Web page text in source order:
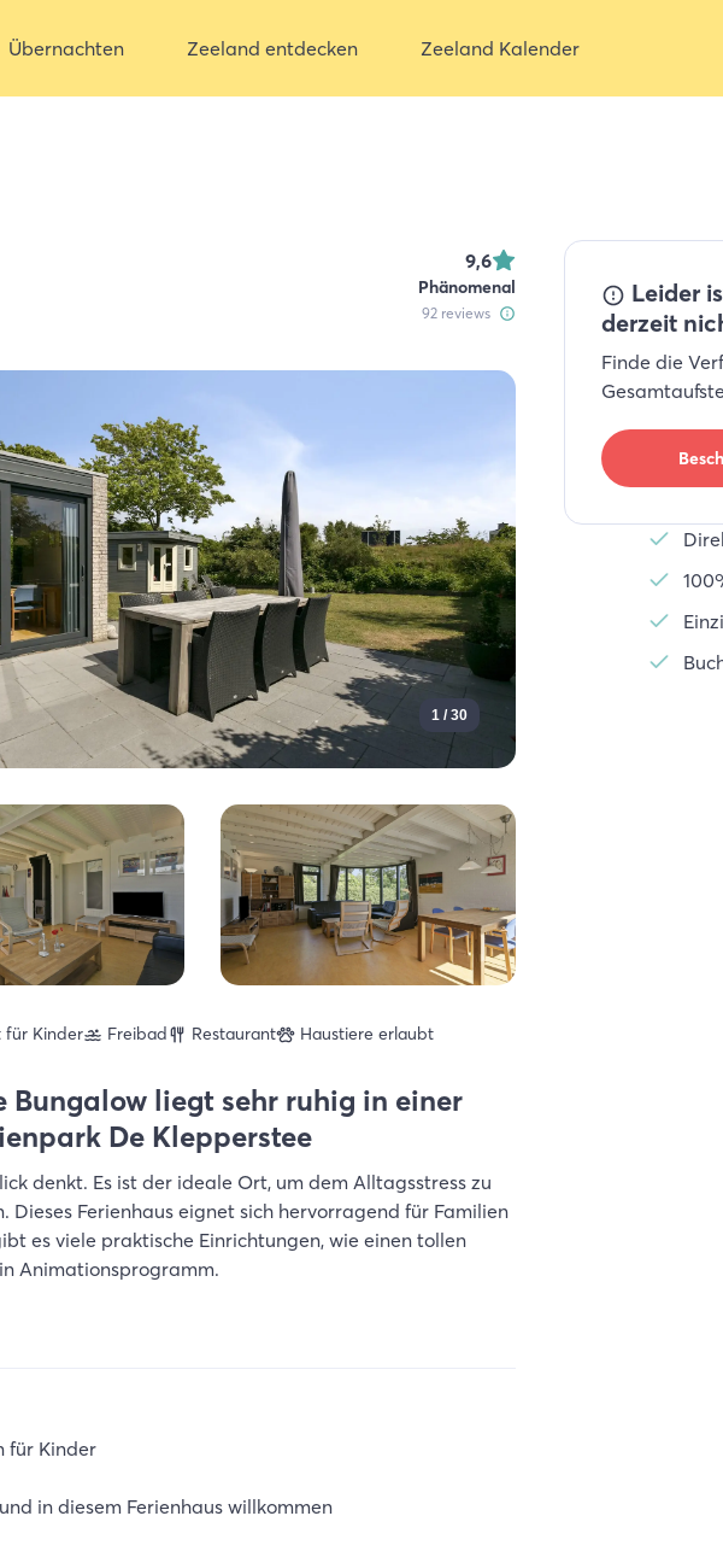
Übernachten Zeeland entdecken Zeeland Kalender
9,6
Phänomenal
92reviews
1 / 30
für Kinder Freibad Restaurant Haustiere erlaubt
Bungalow liegt sehr ruhig in einer
De Klepperstee
denkt. Es ist der ideale Ort, um dem Alltagsstress zu
Ferienhaus eignet sich hervorragend für Familien
es viele praktische Einrichtungen, wie einen tollen
Animationsprogramm.
für Kinder
in diesem Ferienhaus willkommen
Leider
derzeit
Finde die